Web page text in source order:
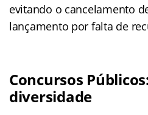
evitando o cancelamento
lançamento por falta de
Concursos
diversidade